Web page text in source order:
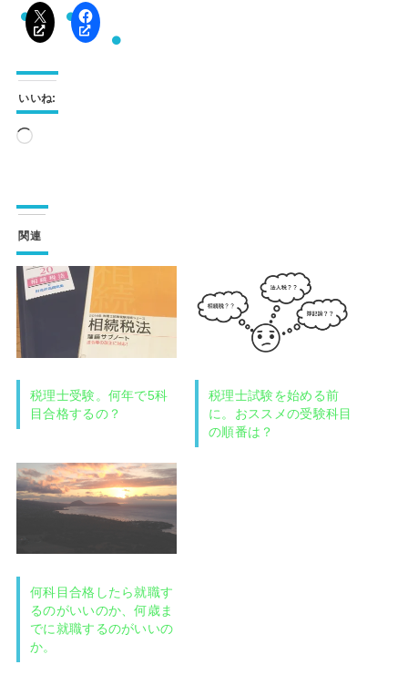
いいね:
読
中…
関連
税理士受験。何年で5科
目合格するの？
税理士試験を始める前
に。おススメの受験科目
の順番は？
何科目合格したら就職す
るのがいいのか、何歳ま
でに就職するのがいいの
か。